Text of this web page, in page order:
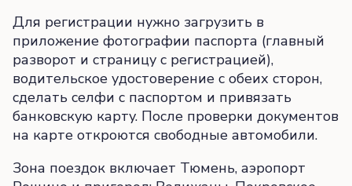
Для регистрации нужно загрузить в
приложение фотографии паспорта (главный
разворот и страницу с регистрацией),
водительское удостоверение с обеих сторон,
сделать селфи с паспортом и привязать
банковскую карту. После проверки документов
на карте откроются свободные автомобили.
Зона поездок включает Тюмень, аэропорт